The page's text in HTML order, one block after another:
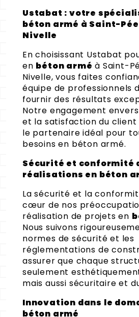
Ustabat : votre
béton armé à Saint-
Nivelle
En choisissant Ustabat
en béton armé à Saint-
Nivelle, vous faites
équipe de professionnels
fournir des résultats
Notre engagement
et la satisfaction du client
le partenaire idéal pour
besoins en béton armé.
Sécurité et conformité
réalisations en béton
La sécurité et la
cœur de nos
réalisation de projets en
Nous suivons
normes de sécurité et les
réglementations de
assurer que chaque
seulement
mais aussi sécuritaire et
Innovation dans le
béton armé